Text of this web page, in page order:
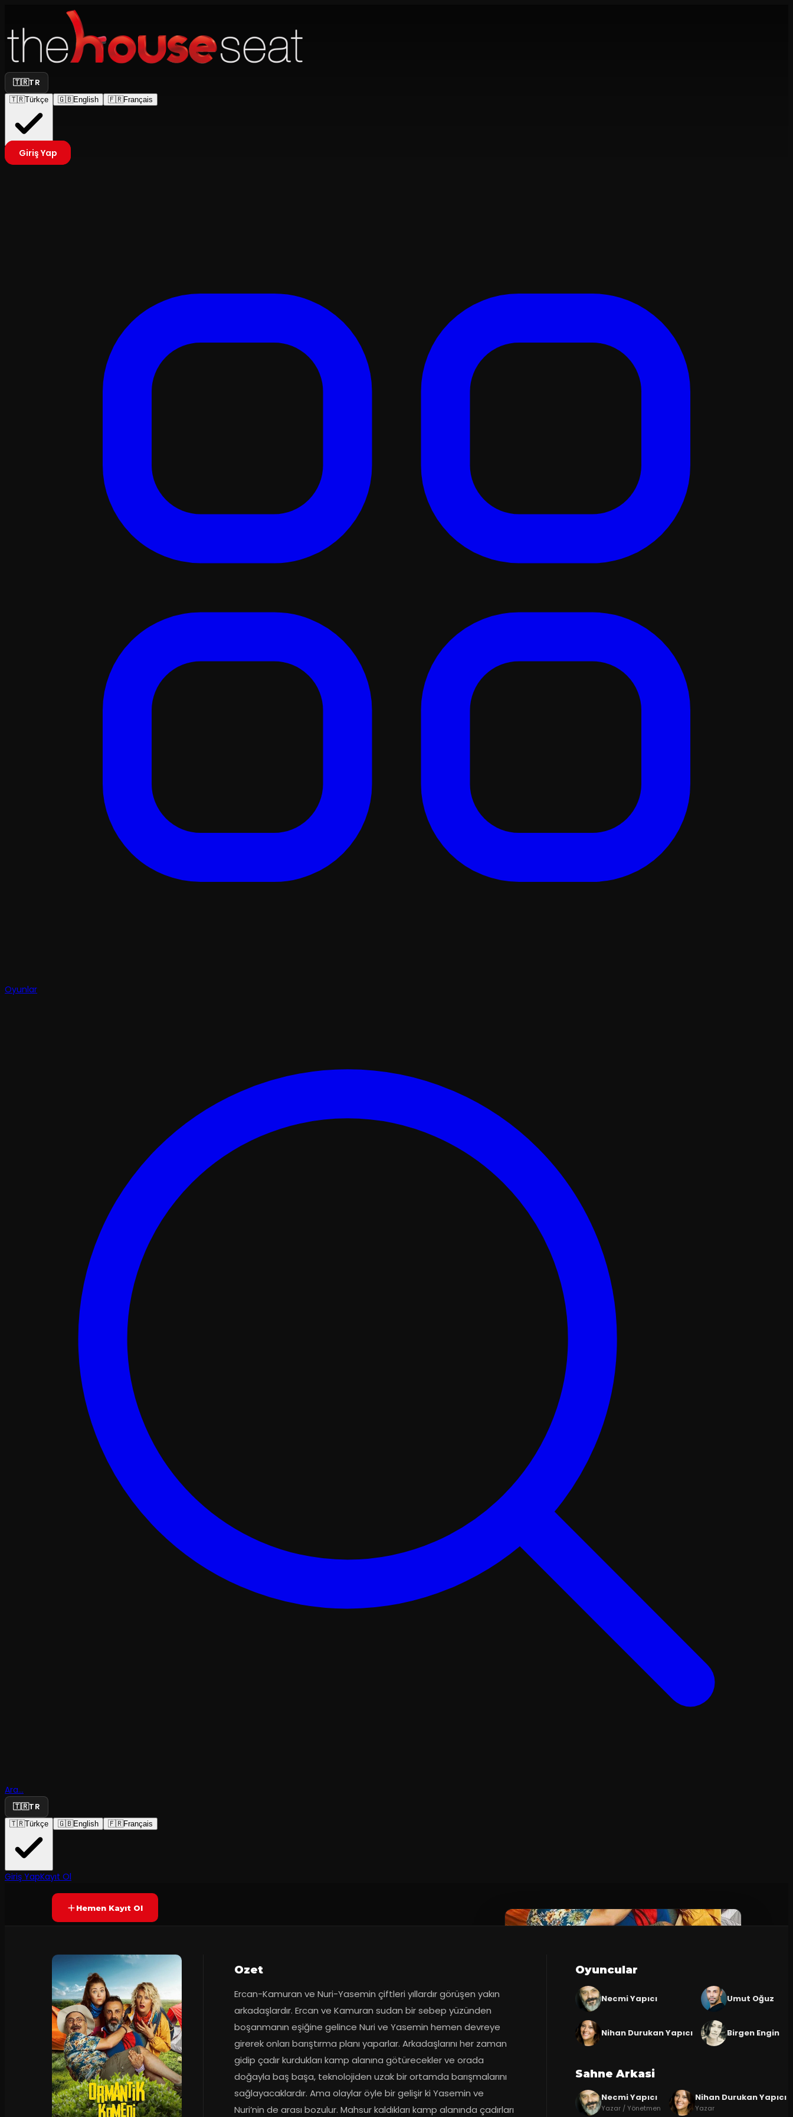
🇹🇷TR
🇹🇷Türkçe 🇬🇧English 🇫🇷Français
Giriş Yap
Oyunlar
Ara...
🇹🇷TR
🇹🇷Türkçe 🇬🇧English 🇫🇷Français
Giriş YapKayıt Ol
Komedi
YAKINDA
Hemen Kayıt Ol
Ozet
Ercan-Kamuran ve Nuri-Yasemin çiftleri yıllardır görüşen yakın
arkadaşlardır. Ercan ve Kamuran sudan bir sebep yüzünden
boşanmanın eşiğine gelince Nuri ve Yasemin hemen devreye
girerek onları barıştırma planı yaparlar. Arkadaşlarını her zaman
gidip çadır kurdukları kamp alanına götürecekler ve orada
doğayla baş başa, teknolojiden uzak bir ortamda barışmalarını
sağlayacaklardır. Ama olaylar öyle bir gelişir ki Yasemin ve
Nuri’nin de arası bozulur. Mahsur kaldıkları kamp alanında çadırları
Oyuncular
Necmi Yapıcı Umut Oğuz
Nihan Durukan Yapıcı Birgen Engin
Sahne Arkasi
Necmi Yapıcı
Yazar / Yönetmen
Nihan Durukan Yapıcı
Yazar